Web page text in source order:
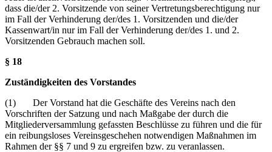
dass die/der 2. Vorsitzende von seiner Vertretungsberechtigung nur
im Fall der Verhinderung der/des 1. Vorsitzenden und die/der
Kassenwart/in nur im Fall der Verhinderung der/des 1. und 2.
Vorsitzenden Gebrauch machen soll.
§ 18
Zuständigkeiten des Vorstandes
(1) Der Vorstand hat die Geschäfte des Vereins nach den
Vorschriften der Satzung und nach Maßgabe der durch die
Mitgliederversammlung gefassten Beschlüsse zu führen und die für
ein reibungsloses Vereinsgeschehen notwendigen Maßnahmen im
Rahmen der §§ 7 und 9 zu ergreifen bzw. zu veranlassen.